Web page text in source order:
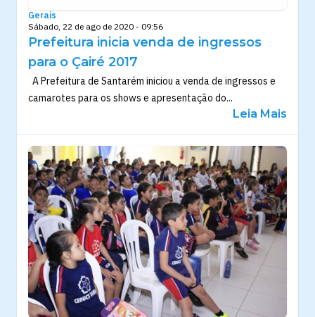
Gerais
Sábado, 22 de ago de 2020 - 09:56
Prefeitura inicia venda de ingressos
para o Çairé 2017
A Prefeitura de Santarém iniciou a venda de ingressos e
camarotes para os shows e apresentação do...
Leia Mais